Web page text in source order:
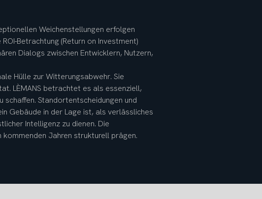
Weichenstellungen erfolgen
Betrachtung (Return on Investment)
Dialogs zwischen Entwicklern, Nutzern,
Hülle zur Witterungsabwehr. Sie
LÈMANS betrachtet es als essenziell,
schaffen. Standortentscheidungen und
Gebäude in der Lage ist, als verlässliches
Intelligenz zu dienen. Die
Jahren strukturell prägen.